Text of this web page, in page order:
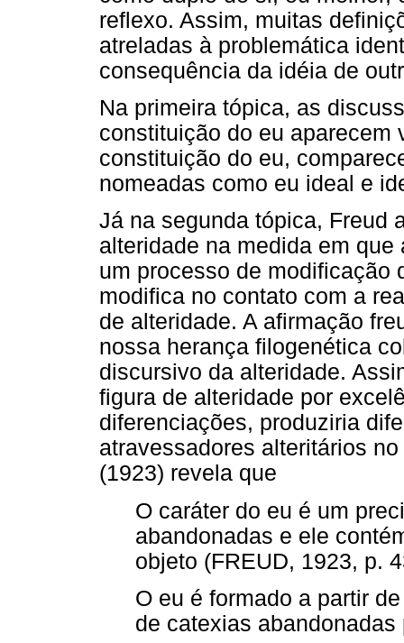
reflexo. Assim, muitas
atreladas à problemática
consequência da idéia de
Na primeira tópica, as
constituição do eu aparecem
constituição do eu,
nomeadas como eu ideal e
Já na segunda tópica, Freud
alteridade na medida em
um processo de modificação
modifica no contato com a
de alteridade. A afirmação
nossa herança filogenética
discursivo da alteridade.
figura de alteridade por
diferenciações, produziria
atravessadores alteritários
(1923) revela que
O caráter do eu é um
abandonadas e ele
objeto (FREUD, 1923, p.
O eu é formado a partir
de catexias